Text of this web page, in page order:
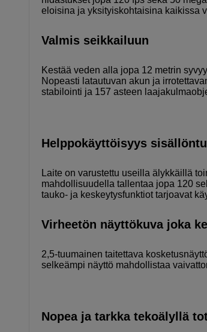
eloisina ja yksityiskohtaisina kaikissa
Valmis seikkailuun
Kestää veden alla jopa 12 metrin
Nopeasti latautuvan akun ja
stabilointi ja 157 asteen
Helppokäyttöisyys
Laite on varustettu useilla älykkäillä
mahdollisuudella tallentaa jopa 120
tauko- ja keskeytysfunktiot tarjoavat
Virheetön näyttökuva joka
2,5-tuumainen taitettava
selkeämpi näyttö mahdollistaa
Nopea ja tarkka tekoälyllä